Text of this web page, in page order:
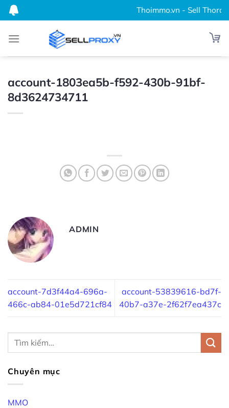
Bỏ
qua
dung
Thoimmo.vn - Sell
account-1803ea5b-f592-430b-91bf-
8d3624734711
ADMIN
account-7d3f44a4-696a-
466c-ab84-01e5d721cf84
account-53839616-bd7f-
40b7-a37e-2f62f7ea437c
Chuyên mục
MMO